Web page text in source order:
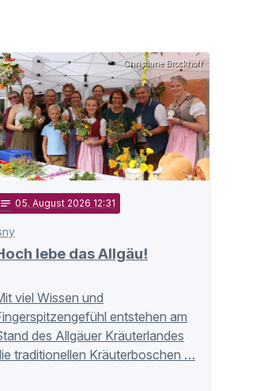
Christiane Brockhoff
notes 05. August 2026 12:31
lebe das Allgäu!
viel Wissen und
entstehen am
des Allgäuer Kräuterlandes
traditionellen Kräuterboschen …